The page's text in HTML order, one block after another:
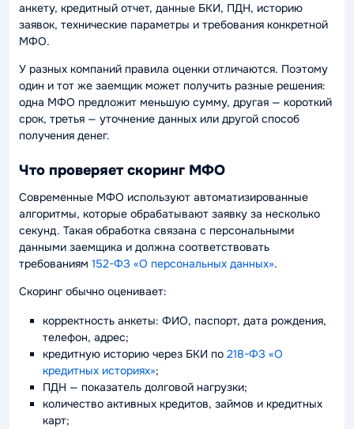
анкету, кредитный отчет, данные БКИ, ПДН, историю
заявок, технические параметры и требования конкретной
МФО.
У разных компаний правила оценки отличаются. Поэтому
один и тот же заемщик может получить разные решения:
одна МФО предложит меньшую сумму, другая — короткий
срок, третья — уточнение данных или другой способ
получения денег.
Что проверяет скоринг МФО
Современные МФО используют автоматизированные
алгоритмы, которые обрабатывают заявку за несколько
секунд. Такая обработка связана с персональными
данными заемщика и должна соответствовать
требованиям 152-ФЗ «О персональных данных».
Скоринг обычно оценивает:
корректность анкеты: ФИО, паспорт, дата рождения,
телефон, адрес;
кредитную историю через БКИ по 218-ФЗ «О
кредитных историях»;
ПДН — показатель долговой нагрузки;
количество активных кредитов, займов и кредитных
карт;